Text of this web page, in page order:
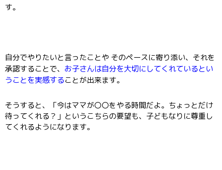
す。
自分でやりたいと言ったことや そのペースに寄り添い、それを
承認することで、 お子さんは自分を大切にしてくれているとい
うことを実感することが出来ます。
そうすると、「今はママが〇〇をやる時間だよ。ちょっとだけ
待ってくれる？」というこちらの要望も、子どもなりに尊重し
てくれるようになります。